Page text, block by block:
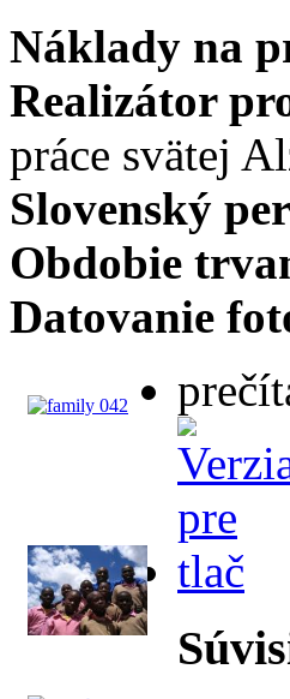
Náklady na
Realizátor
práce svätej
Slovenský
Obdobie
Datovanie